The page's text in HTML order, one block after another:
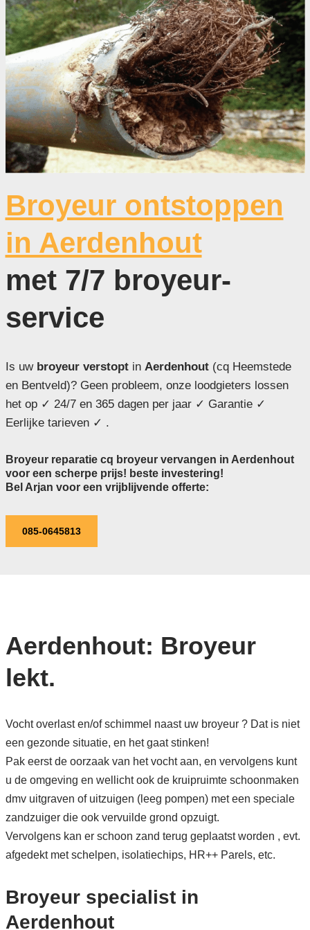
Broyeur ontstoppen
in Aerdenhout
met 7/7 broyeur-
service
Is uwbroyeur verstoptin Aerdenhout(cq Heemstede
en Bentveld)? Geen probleem, onze loodgieters lossen
het op ✓ 24/7 en 365 dagen per jaar ✓ Garantie ✓
Eerlijke tarieven ✓ .
Broyeur reparatie cq broyeur vervangen in Aerdenhout
voor een scherpe prijs! beste investering!
Bel Arjan voor een vrijblijvende offerte:
085-0645813
Aerdenhout: Broyeur
lekt.
Vocht overlast en/of schimmel naast uw broyeur ? Dat is niet
een gezonde situatie, en het gaat stinken!
Pak eerst de oorzaak van het vocht aan, en vervolgens kunt
u de omgeving en wellicht ook de kruipruimte schoonmaken
dmv uitgraven of uitzuigen (leeg pompen) met een speciale
zandzuiger die ook vervuilde grond opzuigt.
Vervolgens kan er schoon zand terug geplaatst worden , evt.
afgedekt met schelpen, isolatiechips, HR++ Parels, etc.
Broyeur specialist in
Aerdenhout